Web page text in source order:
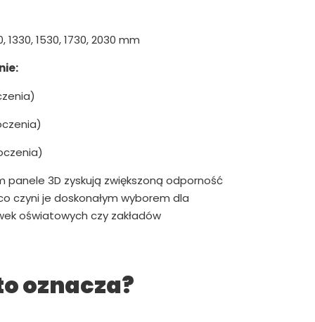
1330, 1530, 1730, 2030 mm
panele 3D zyskują zwiększoną odporność
czyni je doskonałym wyborem dla
oświatowych czy zakładów
oznacza?